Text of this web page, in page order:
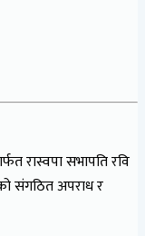
रास्वपा सभापति रवि
संगठित अपराध र